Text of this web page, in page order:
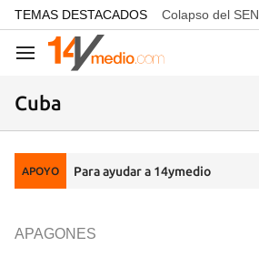
common.go-to-content
TEMAS DESTACADOS Colapso del SEN
Navegación
Cuba
APOYO Para ayudar a 14ymedio
APAGONES